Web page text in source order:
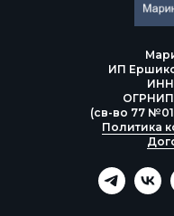
ИП
ИНН
ОГРНИП
(св-во 77
Политика